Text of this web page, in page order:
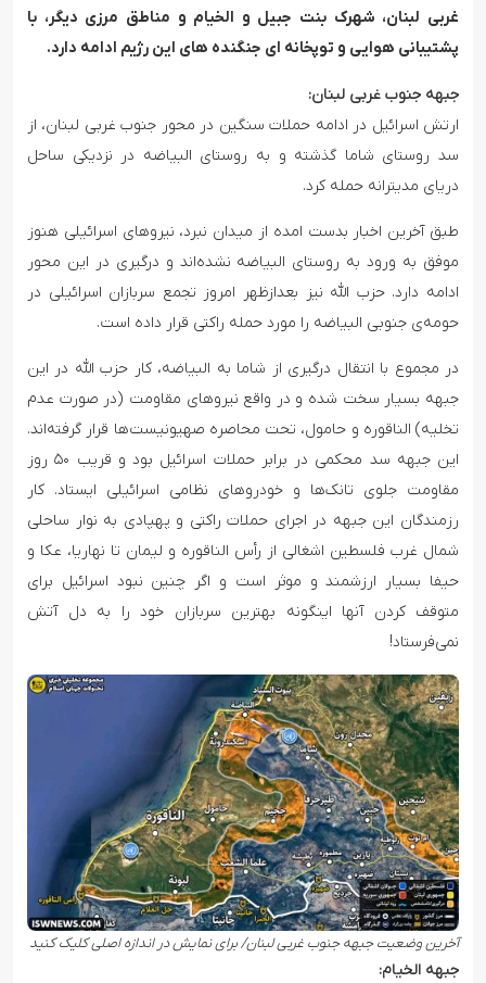
غربی لبنان، شهرک بنت جبیل و الخیام و مناطق مرزی دیگر، با
پشتیبانی هوایی و توپخانه ای جنگنده های این رژیم ادامه دارد.
جبهه جنوب غربی لبنان:
ارتش اسرائیل در ادامه حملات سنگین در محور جنوب غربی لبنان، از
سد روستای شاما گذشته و به روستای البیاضه در نزدیکی ساحل
دریای مدیترانه حمله کرد.
طبق آخرین اخبار بدست امده از میدان نبرد، نیروهای اسرائیلی هنوز
موفق به ورود به روستای البیاضه نشده‌اند و درگیری در این محور
ادامه دارد. حزب الله نیز بعدازظهر امروز تجمع سربازان اسرائیلی در
حومه‌ی جنوبی البیاضه را مورد حمله راکتی قرار داده است.
در مجموع با انتقال درگیری از شاما به البیاضه، کار حزب الله در این
جبهه بسیار سخت شده و در واقع نیروهای مقاومت (در صورت عدم
تخلیه) الناقوره و حامول، تحت محاصره صهیونیست‌ها قرار گرفته‌اند.
این جبهه سد محکمی در برابر حملات اسرائیل بود و قریب ۵۰ روز
مقاومت جلوی تانک‌ها و خودروهای نظامی اسرائیلی ایستاد. کار
رزمندگان این جبهه در اجرای حملات راکتی و پهپادی به نوار ساحلی
شمال غرب فلسطین اشغالی از رأس الناقوره و لیمان تا نهاریا، عکا و
حیفا بسیار ارزشمند و موثر است و اگر چنین نبود اسرائیل برای
متوقف کردن آنها اینگونه بهترین سربازان خود را به دل آتش
نمی‌فرستاد!
آخرین وضعیت جبهه جنوب غربی لبنان/ برای نمایش در اندازه اصلی کلیک کنید
جبهه الخیام: